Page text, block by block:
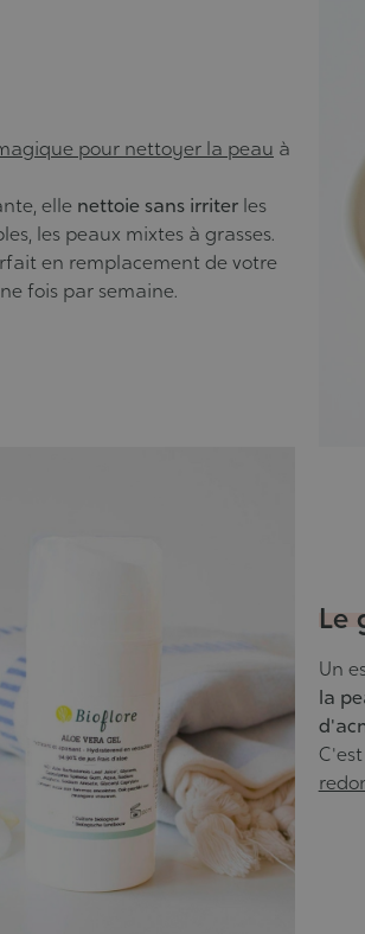
pour nettoyer la peau à
elle nettoie sans irriter les
les peaux mixtes à grasses.
en remplacement de votre
fois par semaine.
Le
Un
la